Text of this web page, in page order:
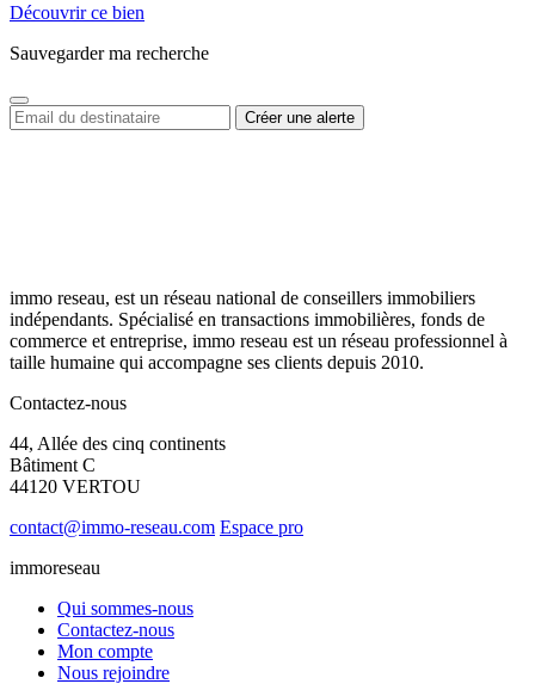
Découvrir ce bien
Sauvegarder ma recherche
immo reseau, est un réseau national de conseillers immobiliers
indépendants. Spécialisé en transactions immobilières, fonds de
commerce et entreprise, immo reseau est un réseau professionnel à
taille humaine qui accompagne ses clients depuis 2010.
Contactez-nous
44, Allée des cinq continents
Bâtiment C
44120 VERTOU
contact@immo-reseau.com Espace pro
immoreseau
Qui sommes-nous
Contactez-nous
Mon compte
Nous rejoindre